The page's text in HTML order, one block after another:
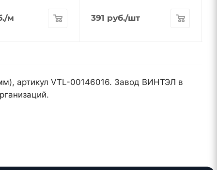
/м 391 руб./шт
артикул VTL-00146016. Завод ВИНТЭЛ в